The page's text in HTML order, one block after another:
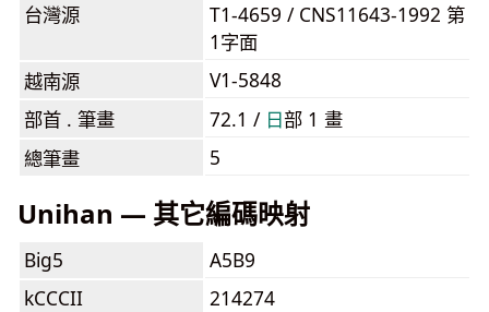
台灣源
T1-4659 / CNS11643-1992 第
1字面
越南源
V1-5848
部首 . 筆畫
72.1 / ⽇部 1 畫
總筆畫
5
Unihan — 其它編碼映射
Big5
A5B9
kCCCII
214274